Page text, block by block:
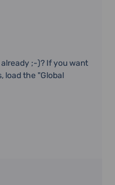
;-)? If you want
load the "Global